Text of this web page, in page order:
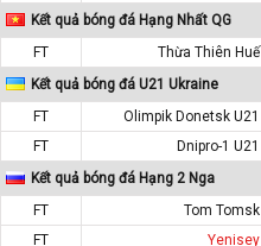
Kết quả bóng đá Hạng Nhất QG
FT
Thừa Thiên Huế
Kết quả bóng đá U21 Ukraine
FT
Olimpik Donetsk U21
FT
Dnipro-1 U21
Kết quả bóng đá Hạng 2 Nga
FT
Tom Tomsk
FT
Yenisey